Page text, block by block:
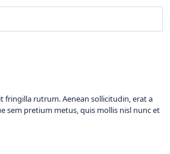
fringilla rutrum. Aenean sollicitudin, erat a
sem pretium metus, quis mollis nisl nunc et